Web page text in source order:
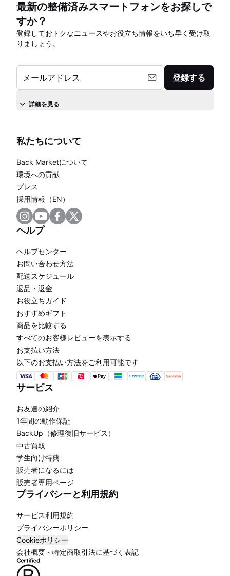
最新の整備済みスマートフォンをお探しで
すか？
登録しておトクなニュースやお役立ち情報をいち早く受け取
りましょう。
メールアドレス 登録する
詳細を見る
私たちについて
Back Marketについて
環境への貢献
プレス
採用情報（EN）
ヘルプ
ヘルプセンター
お問い合わせ方法
配送スケジュール
返品・返金
お役立ちガイド
おすすめギフト
商品を比較する
すべてのお客様レビューを表示する
お支払い方法
以下のお支払い方法をご利用可能です
サービス
お友達の紹介
1年間の動作保証
BackUp（修理復旧サービス）
中古買取
学生向け特典
販売者になるには
販売者専用ページ
プライバシーと利用規約
サービス利用規約
プライバシーポリシー
Cookieポリシー
会社概要・特定商取引法に基づく表記